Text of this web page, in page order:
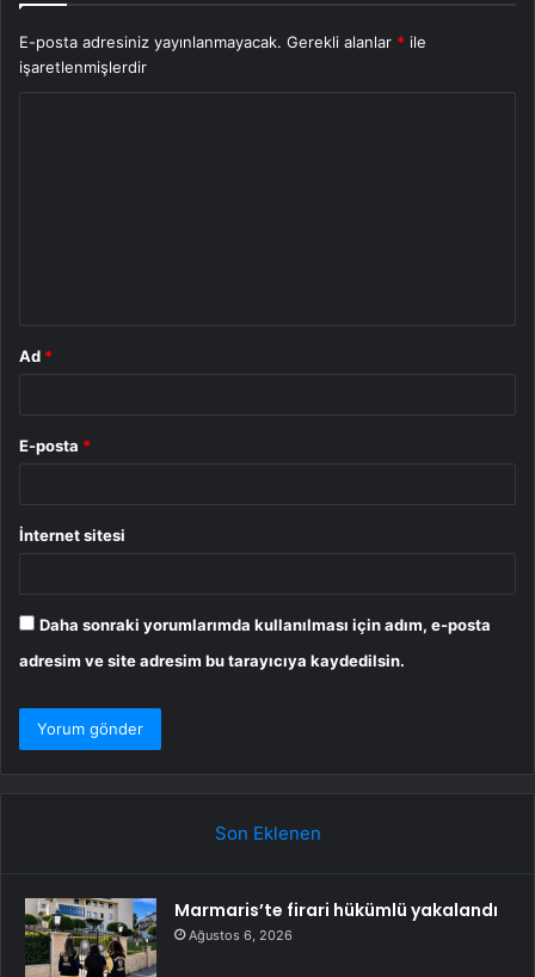
E-posta adresiniz yayınlanmayacak. Gerekli alanlar * ile
işaretlenmişlerdir
Ad *
E-posta *
İnternet sitesi
Daha sonraki yorumlarımda kullanılması için adım, e-posta
adresim ve site adresim bu tarayıcıya kaydedilsin.
Son Eklenen
Marmaris’te firari hükümlü yakalandı
Ağustos 6, 2026